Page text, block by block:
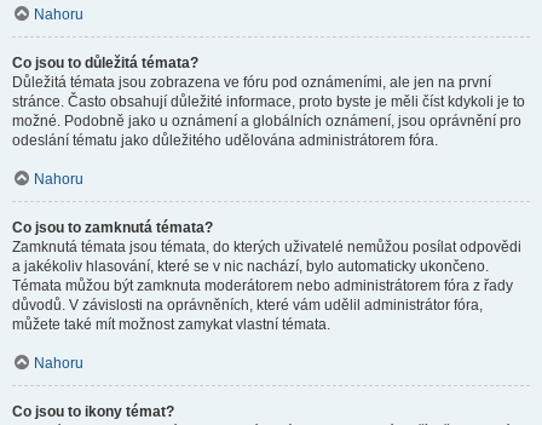
Nahoru
Co jsou to důležitá témata?
Důležitá témata jsou zobrazena ve fóru pod oznámeními, ale jen na první
stránce. Často obsahují důležité informace, proto byste je měli číst kdykoli je to
možné. Podobně jako u oznámení a globálních oznámení, jsou oprávnění pro
odeslání tématu jako důležitého udělována administrátorem fóra.
Nahoru
Co jsou to zamknutá témata?
Zamknutá témata jsou témata, do kterých uživatelé nemůžou posílat odpovědi
a jakékoliv hlasování, které se v nic nachází, bylo automaticky ukončeno.
Témata můžou být zamknuta moderátorem nebo administrátorem fóra z řady
důvodů. V závislosti na oprávněních, které vám udělil administrátor fóra,
můžete také mít možnost zamykat vlastní témata.
Nahoru
Co jsou to ikony témat?